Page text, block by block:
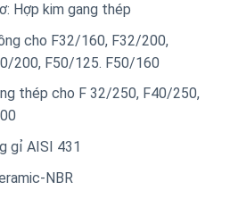
Hợp kim gang thép
cho F32/160, F32/200,
200, F50/125. F50/160
thép cho F 32/250, F40/250,
gỉ AISI 431
NBR